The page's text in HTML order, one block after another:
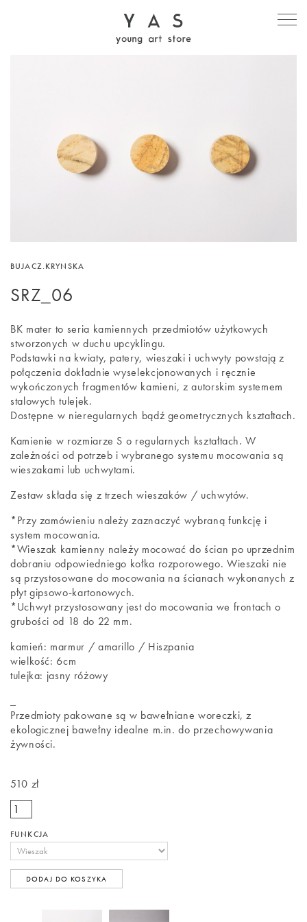
BUJACZ.KRYNSKA
SRZ_06
BK mater to seria kamiennych przedmiotów użytkowych
stworzonych w duchu upcyklingu.
Podstawki na kwiaty, patery, wieszaki i uchwyty powstają z
połączenia dokładnie wyselekcjonowanych i ręcznie
wykończonych fragmentów kamieni, z autorskim systemem
stalowych tulejek.
Dostępne w nieregularnych bądź geometrycznych kształtach.
Kamienie w rozmiarze S o regularnych kształtach. W
zależności od potrzeb i wybranego systemu mocowania są
wieszakami lub uchwytami.
Zestaw składa się z trzech wieszaków / uchwytów.
*Przy zamówieniu należy zaznaczyć wybraną funkcję i
system mocowania.
*Wieszak kamienny należy mocować do ścian po uprzednim
dobraniu odpowiedniego kołka rozporowego. Wieszaki nie
są przystosowane do mocowania na ścianach wykonanych z
płyt gipsowo-kartonowych.
*Uchwyt przystosowany jest do mocowania we frontach o
grubości od 18 do 22 mm.
kamień: marmur / amarillo / Hiszpania
wielkość: 6cm
tulejka: jasny różowy
Przedmioty pakowane są w bawełniane woreczki, z
ekologicznej bawełny idealne m.in. do przechowywania
żywności.
510 zł
FUNKCJA
DODAJ DO KOSZYKA